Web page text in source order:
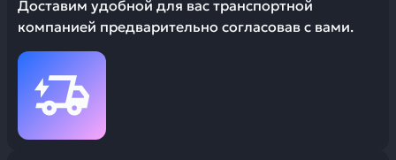
Доставим удобной для вас транспортной
компанией предварительно согласовав с вами.